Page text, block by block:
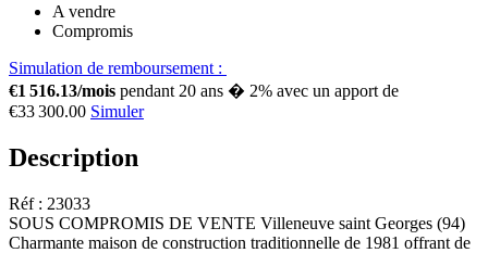
A vendre
Compromis
Simulation de remboursement :
€1 516.13/mois pendant 20 ans � 2% avec un apport de
€33 300.00 Simuler
Description
Réf : 23033
SOUS COMPROMIS DE VENTE Villeneuve saint Georges (94)
Charmante maison de construction traditionnelle de 1981 offrant de